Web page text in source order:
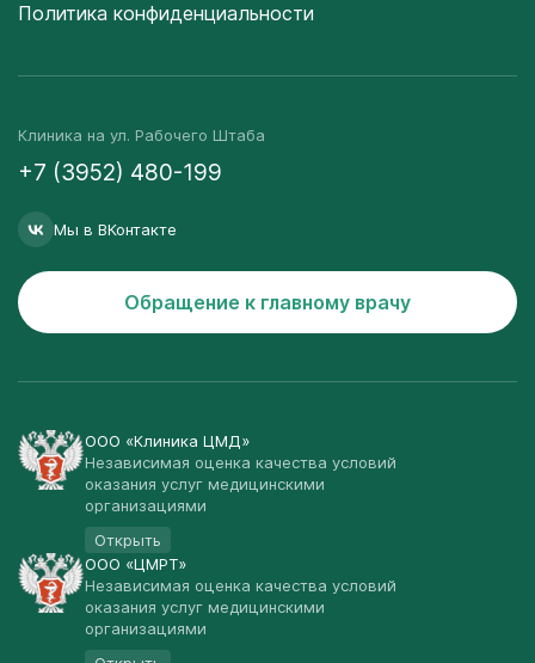
Политика конфиденциальности
Клиника на ул. Рабочего Штаба
+7 (3952) 480-199
Мы в ВКонтакте
Обращение к главному врачу
ООО «Клиника ЦМД»
Независимая оценка качества условий
оказания услуг медицинскими
организациями
Открыть
ООО «ЦМРТ»
Независимая оценка качества условий
оказания услуг медицинскими
организациями